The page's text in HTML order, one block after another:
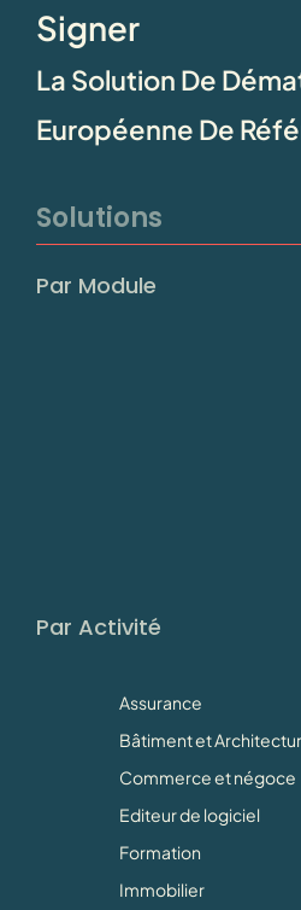
Signer
La Solution De
Européenne De
Solutions
Par Module
Par Activité
Assurance
Bâtiment et
Commerce et négoce
Editeur de logiciel
Formation
Immobilier